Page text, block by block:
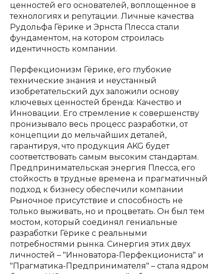
ценностей его основателей, воплощенное в
технологиях и репутации. Личные качества
Рудольфа Гёрике и Эрнста Плесса стали
фундаментом, на котором строилась
идентичность компании.
Перфекционизм Гёрике, его глубокие
технические знания и неустанный
изобретательский дух заложили основу
ключевых ценностей бренда: Качество и
Инновации. Его стремление к совершенству
пронизывало весь процесс разработки, от
концепции до мельчайших деталей,
гарантируя, что продукция AKG будет
соответствовать самым высоким стандартам.
Предпринимательская энергия Плесса, его
стойкость в трудные времена и прагматичный
подход к бизнесу обеспечили компании
Рыночное присутствие и способность не
только выживать, но и процветать. Он был тем
мостом, который соединял гениальные
разработки Гёрике с реальными
потребностями рынка. Синергия этих двух
личностей – "Инноватора-Перфекциониста" и
"Прагматика-Предпринимателя" – стала ядром